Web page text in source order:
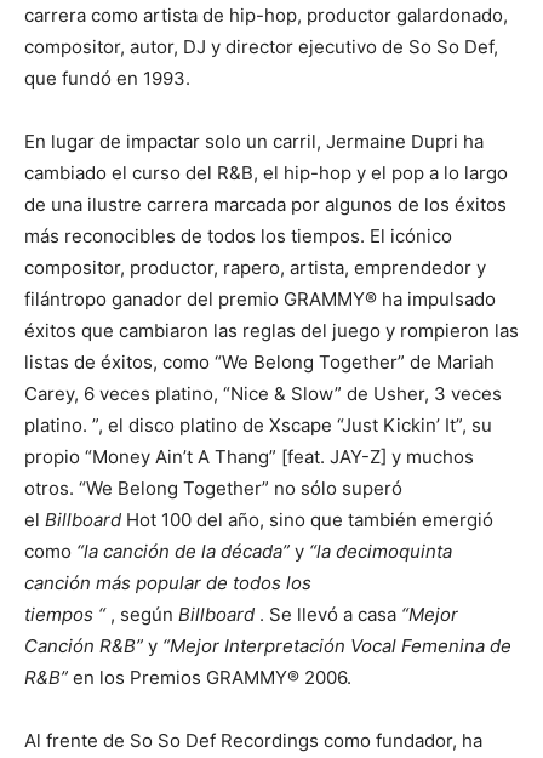
carrera como artista de hip-hop, productor galardonado,
compositor, autor, DJ y director ejecutivo de So So Def,
que fundó en 1993.
En lugar de impactar solo un carril, Jermaine Dupri ha
cambiado el curso del R&B, el hip-hop y el pop a lo largo
de una ilustre carrera marcada por algunos de los éxitos
más reconocibles de todos los tiempos. El icónico
compositor, productor, rapero, artista, emprendedor y
filántropo ganador del premio GRAMMY® ha impulsado
éxitos que cambiaron las reglas del juego y rompieron las
listas de éxitos, como “We Belong Together” de Mariah
Carey, 6 veces platino, “Nice & Slow” de Usher, 3 veces
platino. ”, el disco platino de Xscape “Just Kickin’ It”, su
propio “Money Ain’t A Thang” [feat. JAY-Z] y muchos
otros. “We Belong Together” no sólo superó
el Billboard Hot 100 del año, sino que también emergió
como “la canción de la década” y “la decimoquinta
canción más popular de todos los
tiempos “, según Billboard . Se llevó a casa “Mejor
Canción R&B” y “Mejor Interpretación Vocal Femenina de
R&B” en los Premios GRAMMY® 2006.
Al frente de So So Def Recordings como fundador, ha